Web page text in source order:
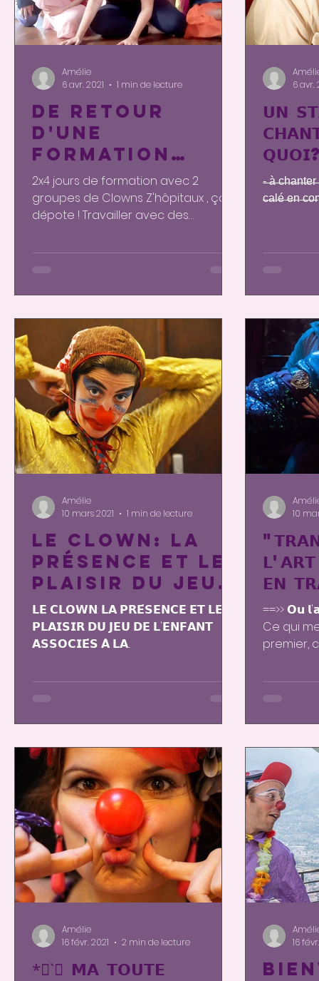
DE RETOUR
D'UNE
FORMATION
CLOWN ET
CHANT
2x4 jours de formation avec 2
groupes de Clowns Z'hôpitaux , ça
dépote ! Travailler avec des
autres...
Amélie
6 avr. 2021
1 min de lecture
𝗨𝗡
-̶ ̶à̶
̶c̶a̶l̶é̶ ̶e̶n̶
6 avr.
Le clown: la
présence et le
plaisir du jeu
de l'enfant ...
𝗟𝗘 𝗖𝗟𝗢𝗪𝗡: 𝗟𝗔 𝗣𝗥𝗘́𝗦𝗘𝗡𝗖𝗘 𝗘𝗧 𝗟𝗘
𝗣𝗟𝗔𝗜𝗦𝗜𝗥 𝗗𝗨 𝗝𝗘𝗨 𝗗𝗘 𝗟'𝗘𝗡𝗙𝗔𝗡𝗧
𝗔𝗦𝗦𝗢𝗖𝗜𝗘́𝗦 𝗔̀ 𝗟𝗔...
Amélie
10 mars 2021
1 min de lecture
𝗘𝗡
==>> 𝗢𝘂
Ce qui
premier,
10
*⃟`⃟ 𝗠𝗔 𝗧𝗢𝗨𝗧𝗘
Amélie
16 févr. 2021
2 min de lecture
16